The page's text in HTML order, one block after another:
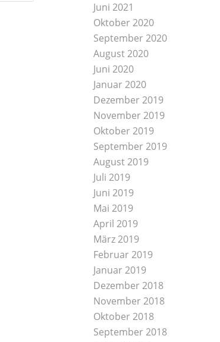
Juni 2021
Oktober 2020
September 2020
August 2020
Juni 2020
Januar 2020
Dezember 2019
November 2019
Oktober 2019
September 2019
August 2019
Juli 2019
Juni 2019
Mai 2019
April 2019
März 2019
Februar 2019
Januar 2019
Dezember 2018
November 2018
Oktober 2018
September 2018